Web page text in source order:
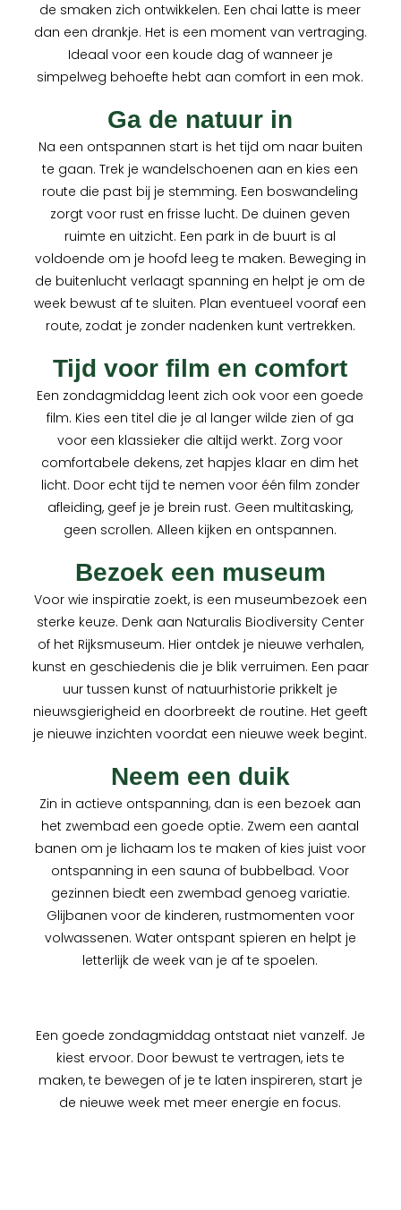
de smaken zich ontwikkelen. Een chai latte is meer
dan een drankje. Het is een moment van vertraging.
Ideaal voor een koude dag of wanneer je
simpelweg behoefte hebt aan comfort in een mok.
Ga de natuur in
Na een ontspannen start is het tijd om naar buiten
te gaan. Trek je wandelschoenen aan en kies een
route die past bij je stemming. Een boswandeling
zorgt voor rust en frisse lucht. De duinen geven
ruimte en uitzicht. Een park in de buurt is al
voldoende om je hoofd leeg te maken. Beweging in
de buitenlucht verlaagt spanning en helpt je om de
week bewust af te sluiten. Plan eventueel vooraf een
route, zodat je zonder nadenken kunt vertrekken.
Tijd voor film en comfort
Een zondagmiddag leent zich ook voor een goede
film. Kies een titel die je al langer wilde zien of ga
voor een klassieker die altijd werkt. Zorg voor
comfortabele dekens, zet hapjes klaar en dim het
licht. Door echt tijd te nemen voor één film zonder
afleiding, geef je je brein rust. Geen multitasking,
geen scrollen. Alleen kijken en ontspannen.
Bezoek een museum
Voor wie inspiratie zoekt, is een museumbezoek een
sterke keuze. Denk aan Naturalis Biodiversity Center
of het Rijksmuseum. Hier ontdek je nieuwe verhalen,
kunst en geschiedenis die je blik verruimen. Een paar
uur tussen kunst of natuurhistorie prikkelt je
nieuwsgierigheid en doorbreekt de routine. Het geeft
je nieuwe inzichten voordat een nieuwe week begint.
Neem een duik
Zin in actieve ontspanning, dan is een bezoek aan
het zwembad een goede optie. Zwem een aantal
banen om je lichaam los te maken of kies juist voor
ontspanning in een sauna of bubbelbad. Voor
gezinnen biedt een zwembad genoeg variatie.
Glijbanen voor de kinderen, rustmomenten voor
volwassenen. Water ontspant spieren en helpt je
letterlijk de week van je af te spoelen.
Een goede zondagmiddag ontstaat niet vanzelf. Je
kiest ervoor. Door bewust te vertragen, iets te
maken, te bewegen of je te laten inspireren, start je
de nieuwe week met meer energie en focus.